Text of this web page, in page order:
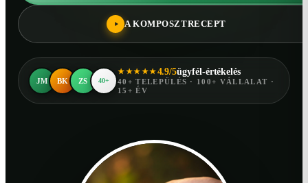
A KOMPOSZTRECEPT
JM BK ZS 40+
★★★★★4.9/5ügyfél-értékelés
40+ TELEPÜLÉS · 100+ VÁLLALAT ·
15+ ÉV